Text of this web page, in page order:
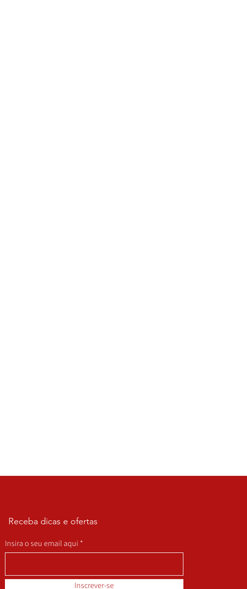
Receba dicas e ofertas
Insira o seu email aqui
Inscrever-se